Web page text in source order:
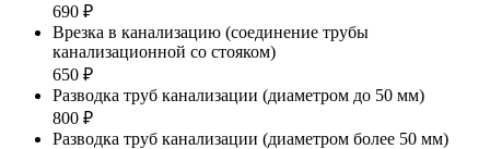
690 ₽
Врезка в канализацию (соединение трубы
канализационной со стояком)
650 ₽
Разводка труб канализации (диаметром до 50 мм)
800 ₽
Разводка труб канализации (диаметром более 50 мм)